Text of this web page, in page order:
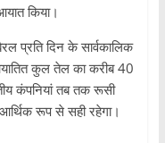
किया।
दिन के सार्वकालिक
कुल तेल का करीब 40
कंपनियां तब तक रूसी
रूप से सही रहेगा।